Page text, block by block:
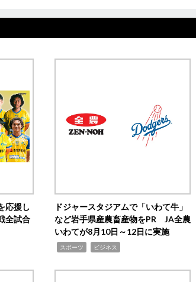
応援し
全試合
ドジャースタジアムで「いわて牛」
など岩手県産農畜産物をPR JA全農
いわてが8月10日～12日に実施
スポーツ ビジネス